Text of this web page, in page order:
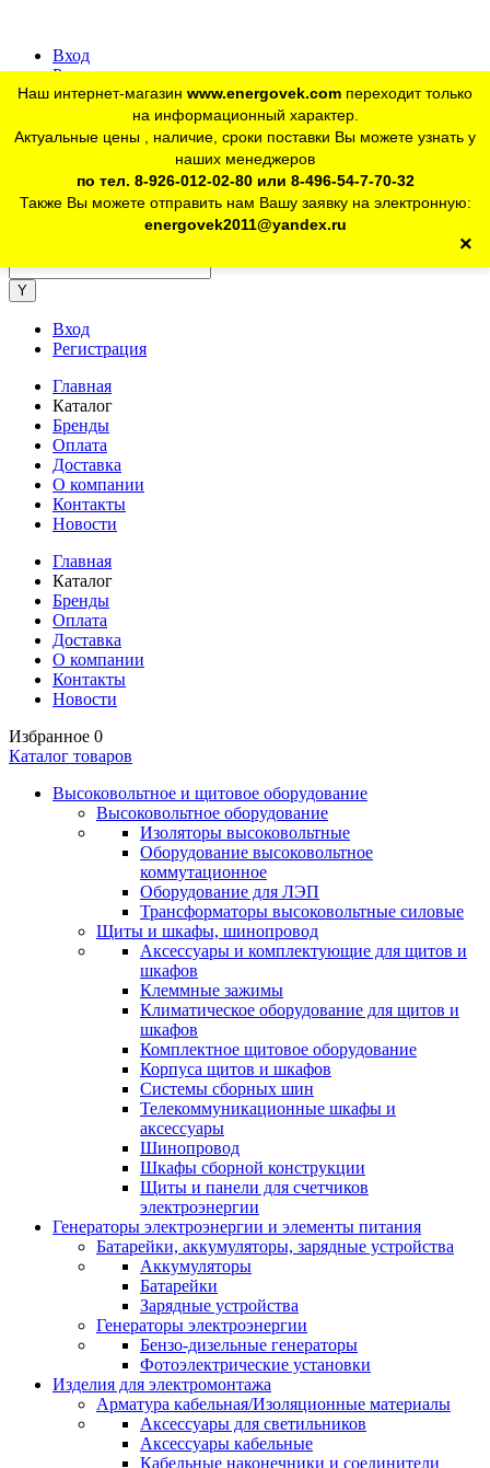
Вход
Регистрация
Для юр. лиц:+7 (926) 012-02-80
telegram Розничный магазин:+7 (925) 902-46-10
Наш интернет-магазин www.energovek.com переходит только
на информационный характер.
Актуальные цены , наличие, сроки поставки Вы можете узнать у
наших менеджеров
по тел. 8-926-012-02-80 или 8-496-54-7-70-32
Также Вы можете отправить нам Вашу заявку на электронную:
energovek2011@yandex.ru
×
Вход
Регистрация
Главная
Каталог
Бренды
Оплата
Доставка
О компании
Контакты
Новости
Главная
Каталог
Бренды
Оплата
Доставка
О компании
Контакты
Новости
Избранное 0
Каталог товаров
Высоковольтное и щитовое оборудование
Высоковольтное оборудование
Изоляторы высоковольтные
Оборудование высоковольтное
коммутационное
Оборудование для ЛЭП
Трансформаторы высоковольтные силовые
Щиты и шкафы, шинопровод
Аксессуары и комплектующие для щитов и
шкафов
Клеммные зажимы
Климатическое оборудование для щитов и
шкафов
Комплектное щитовое оборудование
Корпуса щитов и шкафов
Системы сборных шин
Телекоммуникационные шкафы и
аксессуары
Шинопровод
Шкафы сборной конструкции
Щиты и панели для счетчиков
электроэнергии
Генераторы электроэнергии и элементы питания
Батарейки, аккумуляторы, зарядные устройства
Аккумуляторы
Батарейки
Зарядные устройства
Генераторы электроэнергии
Бензо-дизельные генераторы
Фотоэлектрические установки
Изделия для электромонтажа
Арматура кабельная/Изоляционные материалы
Аксессуары для светильников
Аксессуары кабельные
Кабельные наконечники и соединители